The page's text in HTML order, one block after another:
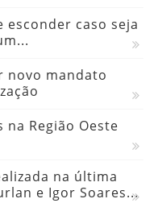
esconder caso seja
novo mandato
Região Oeste
na última
e Igor Soares...